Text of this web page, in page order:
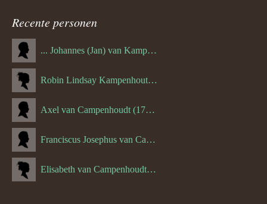
navigatie
Recente personen
... Johannes (Jan) van Kampenhout (1311.)
Robin Lindsay Kampenhout (1346.) (06-03-2023)
Axel van Campenhoudt (1738.)
Franciscus Josephus van Campenhoudt (1719.) (10-08-1875)
Elisabeth van Campenhoudt (1716.) (28-05-1870)